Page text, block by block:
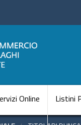
Online Listini